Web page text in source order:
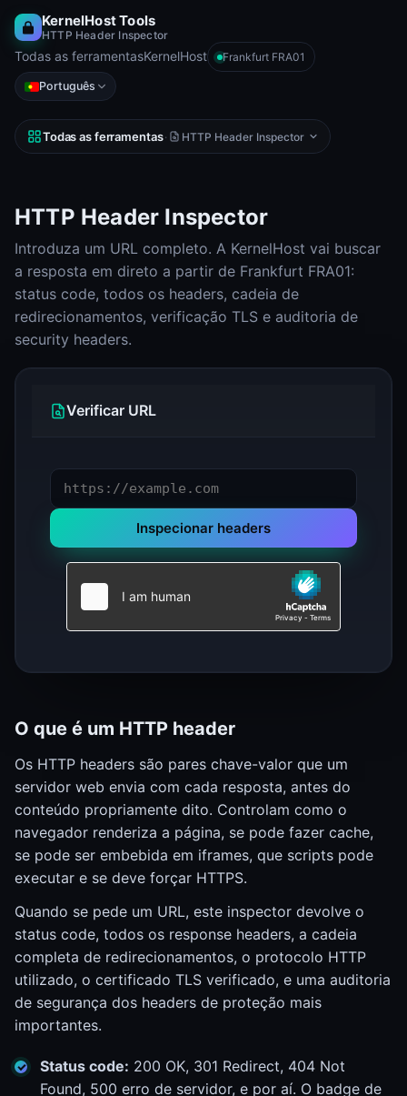
KernelHost Tools
HTTP Header Inspector
Todas as ferramentasKernelHost Frankfurt FRA01
Português
Todas as ferramentas· HTTP Header Inspector
HTTP Header Inspector
Introduza um URL completo. A KernelHost vai buscar
a resposta em direto a partir de Frankfurt FRA01:
status code, todos os headers, cadeia de
redirecionamentos, verificação TLS e auditoria de
security headers.
Verificar URL
Inspecionar headers
O que é um HTTP header
Os HTTP headers são pares chave-valor que um
servidor web envia com cada resposta, antes do
conteúdo propriamente dito. Controlam como o
navegador renderiza a página, se pode fazer cache,
se pode ser embebida em iframes, que scripts pode
executar e se deve forçar HTTPS.
Quando se pede um URL, este inspector devolve o
status code, todos os response headers, a cadeia
completa de redirecionamentos, o protocolo HTTP
utilizado, o certificado TLS verificado, e uma auditoria
de segurança dos headers de proteção mais
importantes.
Status code: 200 OK, 301 Redirect, 404 Not
Found, 500 erro de servidor, e por aí. O badge de